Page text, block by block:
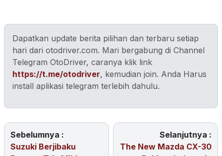
Dapatkan update berita pilihan dan terbaru setiap
hari dari otodriver.com. Mari bergabung di Channel
Telegram OtoDriver, caranya klik link
https://t.me/otodriver, kemudian join. Anda Harus
install aplikasi telegram terlebih dahulu.
Sebelumnya :
Suzuki Berjibaku
Selanjutnya :
The New Mazda CX-30